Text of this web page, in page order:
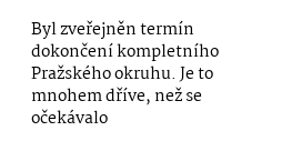
Byl zveřejněn termín
dokončení kompletního
Pražského okruhu. Je to
mnohem dříve, než se
očekávalo